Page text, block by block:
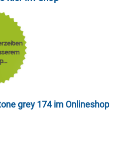
grey 174 im Onlineshop